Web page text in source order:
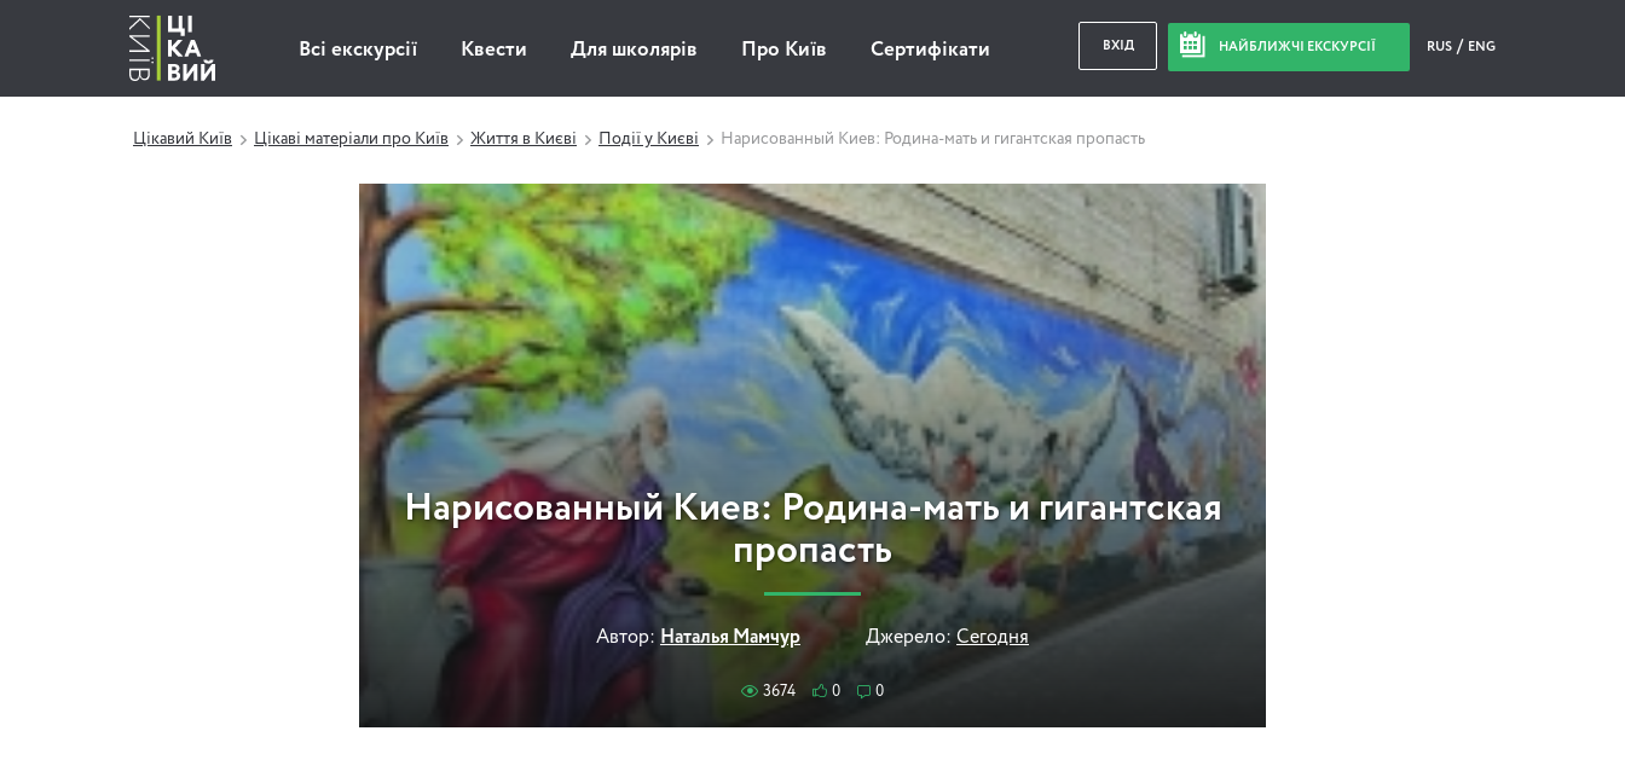
Всі екскурсії Квести Для школярів Про Київ Сертифікати ВХІД НАЙБЛИЖЧІ ЕКСКУРСІЇ RUS ENG
Цікавий Київ Цікаві матеріали про Київ Життя в Києві Події у Києві Нарисованный Киев: Родина-мать и гигантская пропасть
Нарисованный Киев: Родина-мать и гигантская
пропасть
Автор: Наталья Мамчур Джерело: Сегодня
3674 0 0